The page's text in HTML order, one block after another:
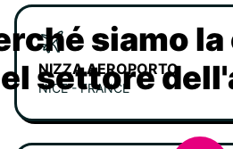
NIZZA AEROPORTO
NICE - FRANCE
siamo
settore